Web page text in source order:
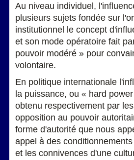
Au niveau individuel,
plusieurs sujets fondée sur
institutionnel le concept
et son mode opératoire fait
pouvoir modéré » pour
volontaire.
En politique internationale
la puissance, ou « hard
obtenu respectivement par
opposition au pouvoir
forme d'autorité que nous
appel à des
et les connivences d'une